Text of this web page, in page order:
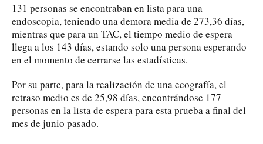
131 personas se encontraban en lista para una
endoscopia, teniendo una demora media de 273,36 días,
mientras que para un TAC, el tiempo medio de espera
llega a los 143 días, estando solo una persona esperando
en el momento de cerrarse las estadísticas.
Por su parte, para la realización de una ecografía, el
retraso medio es de 25,98 días, encontrándose 177
personas en la lista de espera para esta prueba a final del
mes de junio pasado.